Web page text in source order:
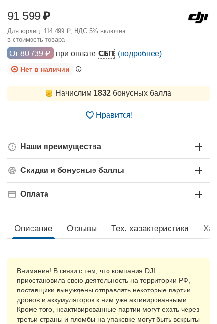
91 599₽
Для юрлиц: 114 499 ₽, НДС 5% включен
в стоимость товара
От 80 739 ₽ при оплатеСБП (подробнее)
Нет в наличии
Начислим 1832 бонусных балла
Нравится!
Наши преимущества
Скидки и бонусные баллы
Оплата
Описание Отзывы Тех. xарактеристики
Внимание! В связи с тем, что компания DJI
приостановила свою деятельность на территории РФ,
поставщики вынуждены отправлять некоторые партии
дронов и аккумуляторов к ним уже активированными.
Кроме того, неактивированные партии могут ехать через
третьи страны и пломбы на упаковке могут быть вскрыты